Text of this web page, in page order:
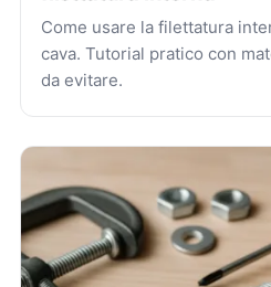
Come usare la filettatura
cava. Tutorial pratico con
da evitare.